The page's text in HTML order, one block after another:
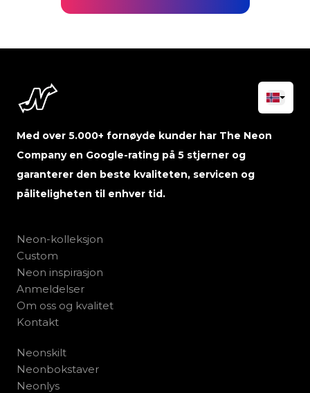
Med over 5.000+ fornøyde kunder har The Neon
Company en Google-rating på 5 stjerner og
garanterer den beste kvaliteten, servicen og
påliteligheten til enhver tid.
Neon-kolleksjon
Custom
Neon inspirasjon
Anmeldelser
Om oss og kvalitet
Kontakt
Neonskilt
Neonbokstaver
Neonlys